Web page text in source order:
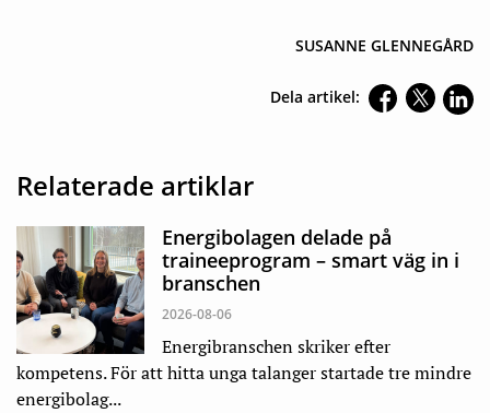
SUSANNE GLENNEGÅRD
Dela artikel:
Relaterade artiklar
Energibolagen delade på
traineeprogram – smart väg in i
branschen
2026-08-06
Energibranschen skriker efter
kompetens. För att hitta unga talanger startade tre mindre
energibolag...